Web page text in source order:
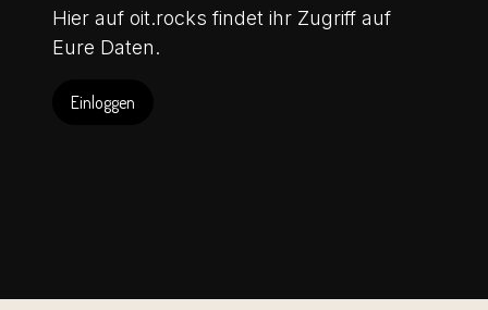
Hier auf oit.rocks findet ihr Zugriff auf
Eure Daten.
Einloggen